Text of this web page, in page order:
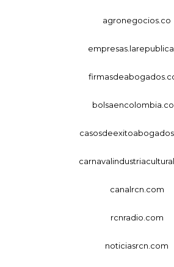
agronegocios.co
canalrcn.com
rcnradio.com
noticiasrcn.com